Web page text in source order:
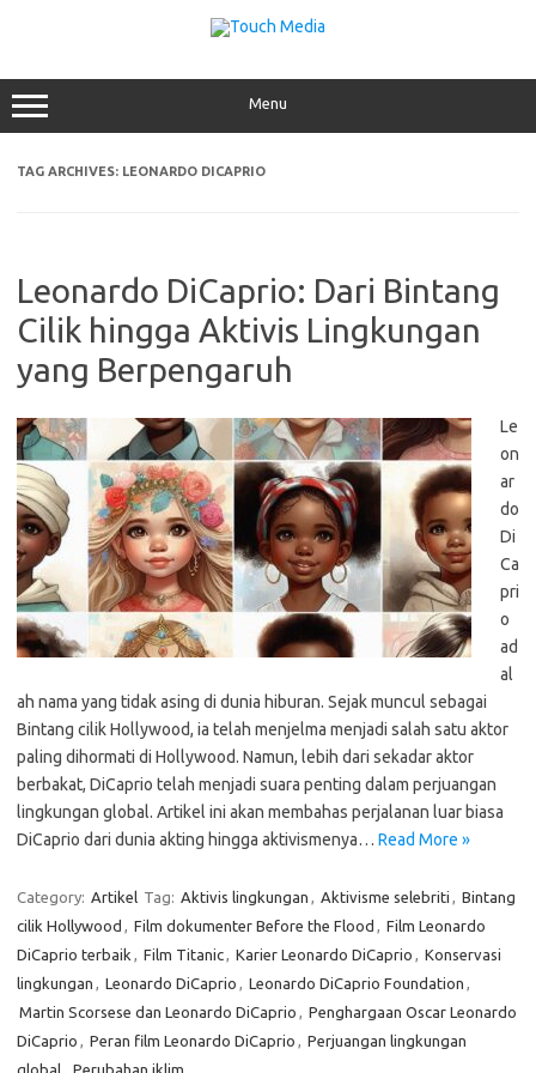
Menu
TAG ARCHIVES: LEONARDO DICAPRIO
Leonardo DiCaprio: Dari Bintang
Cilik hingga Aktivis Lingkungan
yang Berpengaruh
Le
on
ar
do
Di
Ca
pri
o
ad
al
ah nama yang tidak asing di dunia hiburan. Sejak muncul sebagai
Bintang cilik Hollywood, ia telah menjelma menjadi salah satu aktor
paling dihormati di Hollywood. Namun, lebih dari sekadar aktor
berbakat, DiCaprio telah menjadi suara penting dalam perjuangan
lingkungan global. Artikel ini akan membahas perjalanan luar biasa
DiCaprio dari dunia akting hingga aktivismenya… Read More »
Category: Artikel Tag: Aktivis lingkungan , Aktivisme selebriti , Bintang
cilik Hollywood , Film dokumenter Before the Flood , Film Leonardo
DiCaprio terbaik , Film Titanic, Karier Leonardo DiCaprio , Konservasi
lingkungan , Leonardo DiCaprio , Leonardo DiCaprio Foundation ,
Martin Scorsese dan Leonardo DiCaprio , Penghargaan Oscar Leonardo
DiCaprio , Peran film Leonardo DiCaprio , Perjuangan lingkungan
global, Perubahan iklim